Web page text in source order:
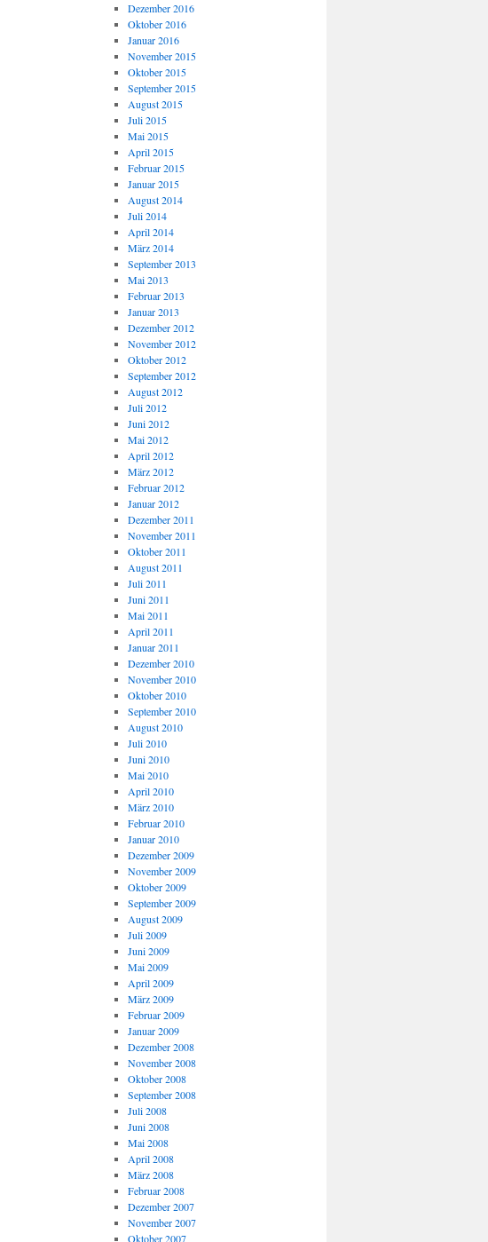
Dezember 2016
Oktober 2016
Januar 2016
November 2015
Oktober 2015
September 2015
August 2015
Juli 2015
Mai 2015
April 2015
Februar 2015
Januar 2015
August 2014
Juli 2014
April 2014
März 2014
September 2013
Mai 2013
Februar 2013
Januar 2013
Dezember 2012
November 2012
Oktober 2012
September 2012
August 2012
Juli 2012
Juni 2012
Mai 2012
April 2012
März 2012
Februar 2012
Januar 2012
Dezember 2011
November 2011
Oktober 2011
August 2011
Juli 2011
Juni 2011
Mai 2011
April 2011
Januar 2011
Dezember 2010
November 2010
Oktober 2010
September 2010
August 2010
Juli 2010
Juni 2010
Mai 2010
April 2010
März 2010
Februar 2010
Januar 2010
Dezember 2009
November 2009
Oktober 2009
September 2009
August 2009
Juli 2009
Juni 2009
Mai 2009
April 2009
März 2009
Februar 2009
Januar 2009
Dezember 2008
November 2008
Oktober 2008
September 2008
Juli 2008
Juni 2008
Mai 2008
April 2008
März 2008
Februar 2008
Dezember 2007
November 2007
Oktober 2007